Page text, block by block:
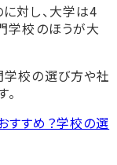
対し、大学は4
学校のほうが大
校の選び方や社
すめ？学校の選